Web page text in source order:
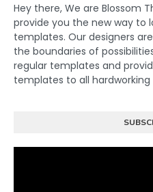
Hey there, We are Blossom
provide you the new way to
templates. Our designers
the boundaries of
regular templates and
templates to all hardworking